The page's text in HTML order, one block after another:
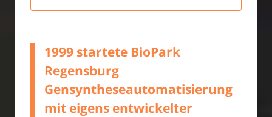
1999 startete BioPark
Regensburg
Gensyntheseautomatisierung
mit eigens entwickelter